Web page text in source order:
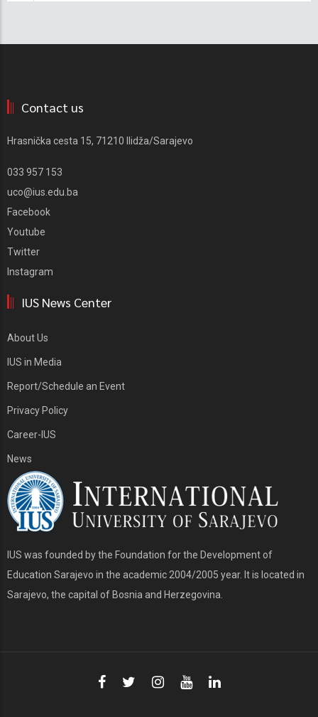
Contact us
Hrasnička cesta 15, 71210 Ilidža/Sarajevo
033 957 153
uco@ius.edu.ba
Facebook
Youtube
Twitter
Instagram
IUS News Center
About Us
IUS in Media
Report/Schedule an Event
Privacy Policy
Career-IUS
News
IUS was founded by the Foundation for the Development of
Education Sarajevo in the academic 2004/2005 year. It is located in
Sarajevo, the capital of Bosnia and Herzegovina.